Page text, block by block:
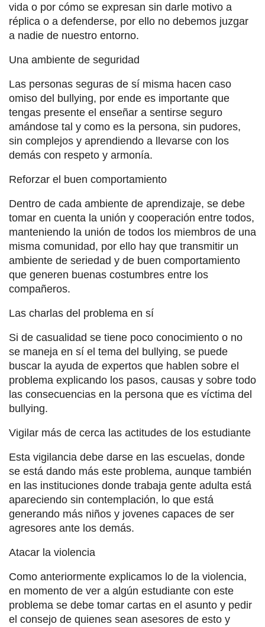
vida o por cómo se expresan sin darle motivo a
réplica o a defenderse, por ello no debemos juzgar
a nadie de nuestro entorno.
Una ambiente de seguridad
Las personas seguras de sí misma hacen caso
omiso del bullying, por ende es importante que
tengas presente el enseñar a sentirse seguro
amándose tal y como es la persona, sin pudores,
sin complejos y aprendiendo a llevarse con los
demás con respeto y armonía.
Reforzar el buen comportamiento
Dentro de cada ambiente de aprendizaje, se debe
tomar en cuenta la unión y cooperación entre todos,
manteniendo la unión de todos los miembros de una
misma comunidad, por ello hay que transmitir un
ambiente de seriedad y de buen comportamiento
que generen buenas costumbres entre los
compañeros.
Las charlas del problema en sí
Si de casualidad se tiene poco conocimiento o no
se maneja en sí el tema del bullying, se puede
buscar la ayuda de expertos que hablen sobre el
problema explicando los pasos, causas y sobre todo
las consecuencias en la persona que es víctima del
bullying.
Vigilar más de cerca las actitudes de los estudiante
Esta vigilancia debe darse en las escuelas, donde
se está dando más este problema, aunque también
en las instituciones donde trabaja gente adulta está
apareciendo sin contemplación, lo que está
generando más niños y jovenes capaces de ser
agresores ante los demás.
Atacar la violencia
Como anteriormente explicamos lo de la violencia,
en momento de ver a algún estudiante con este
problema se debe tomar cartas en el asunto y pedir
el consejo de quienes sean asesores de esto y